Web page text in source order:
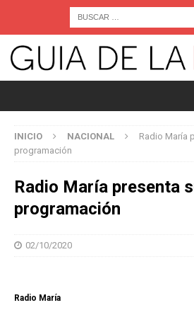
INICIO NACIONAL
Radio María
programación
Radio María presenta
programación
02/10/2020
Radio María